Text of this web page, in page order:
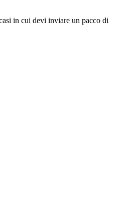
in cui devi inviare un pacco di